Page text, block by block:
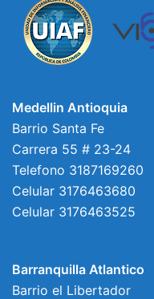
Medellin Antioquia
Barrio Santa Fe
Carrera 55 # 23-24
Telefono 3187169260
Celular 3176463680
Celular 3176463525
Barranquilla Atlantico
Barrio el Libertador